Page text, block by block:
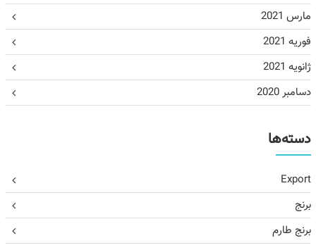
مارس 2021
فوریه 2021
ژانویه 2021
دسامبر 2020
دسته‌ها
Export
برنج
برنج طارم